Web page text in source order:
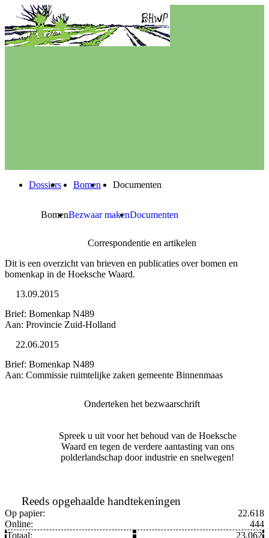
Dossiers Bomen Documenten
BomenBezwaar makenDocumenten
Correspondentie en artikelen
Dit is een overzicht van brieven en publicaties over bomen en
bomenkap in de Hoeksche Waard.
13.09.2015
Brief: Bomenkap N489
Aan: Provincie Zuid-Holland
22.06.2015
Brief: Bomenkap N489
Aan: Commissie ruimtelijke zaken gemeente Binnenmaas
Onderteken het bezwaarschrift
Spreek u uit voor het behoud van de Hoeksche
Waard en tegen de verdere aantasting van ons
polderlandschap door industrie en snelwegen!
Reeds opgehaalde handtekeningen
Op papier:
22.618
Online:
444
Totaal:
23.062